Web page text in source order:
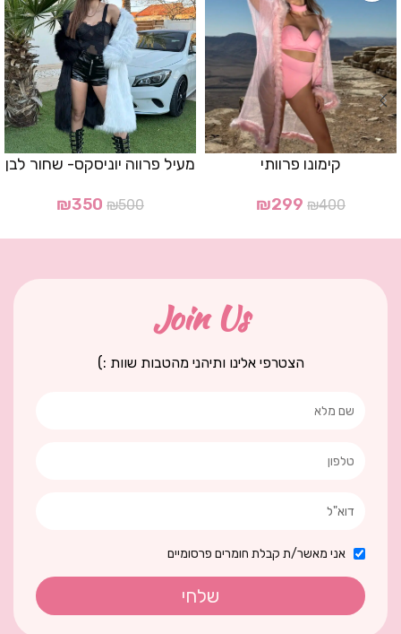
קימונו פרוותי
₪400
₪299
מעיל פרווה יוניסקס- שחור לבן
₪500
₪350
Join Us
הצטרפי אלינו ותיהני מהטבות שוות :)
אני מאשר/ת קבלת חומרים פרסומיים
שלחי